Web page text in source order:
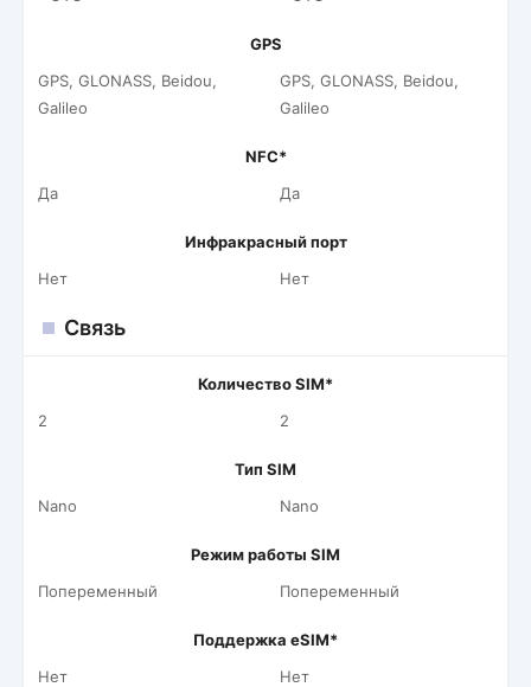
GPS
GPS, GLONASS, Beidou,
Galileo
GPS, GLONASS, Beidou,
Galileo
NFC*
Да
Да
Инфракрасный порт
Нет
Нет
Связь
Количество SIM*
2
2
Тип SIM
Nano
Nano
Режим работы SIM
Попеременный
Попеременный
Поддержка eSIM*
Нет
Нет